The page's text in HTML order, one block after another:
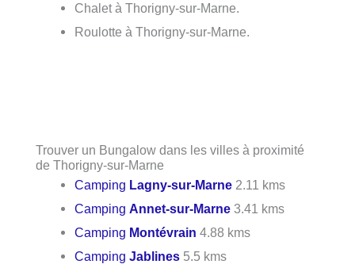
Chalet à Thorigny-sur-Marne.
Roulotte à Thorigny-sur-Marne.
Trouver un Bungalow dans les villes à proximité
de Thorigny-sur-Marne
Camping Lagny-sur-Marne 2.11 kms
CampingAnnet-sur-Marne 3.41 kms
Camping Montévrain 4.88 kms
CampingJablines 5.5 kms